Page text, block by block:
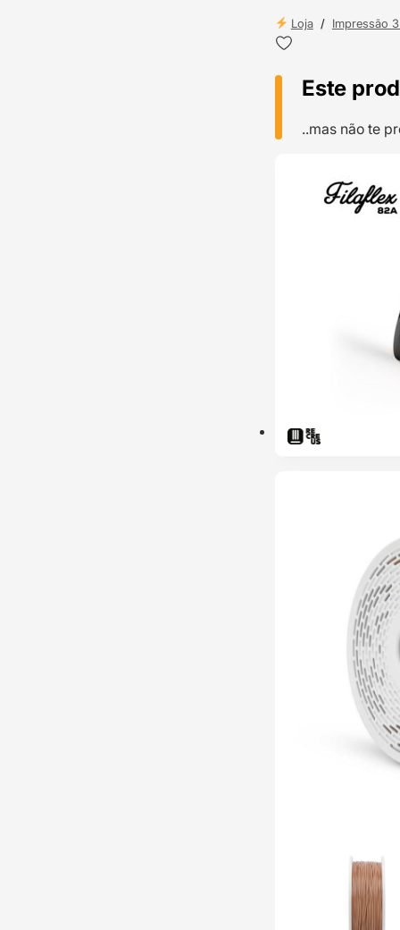
Loja / Impressão
Este
..mas não te